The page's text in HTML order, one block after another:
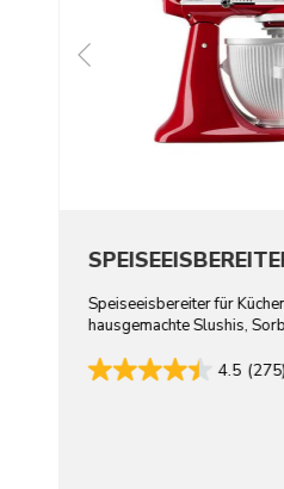
Speiseeisbereiter für
hausgemachte Slushis,
4.5 (275)